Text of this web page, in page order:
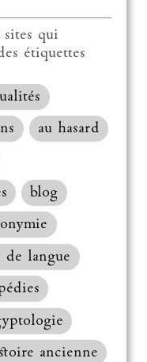
qui
étiquettes
au hasard
blog
de langue
ancienne